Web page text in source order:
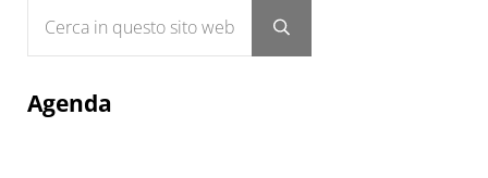
Submit search
Agenda